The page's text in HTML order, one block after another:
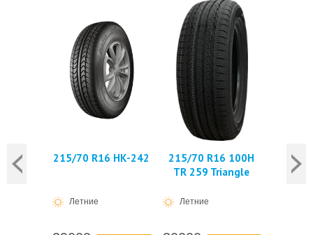
215/70 R16 НК-242
Летние
215/70 R16 100H
TR 259 Triangle
Летние